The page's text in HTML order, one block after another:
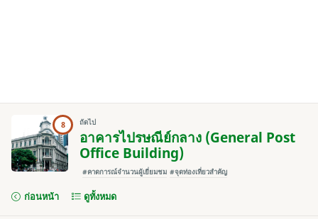
8 ถัดไป
อาคารไปรษณีย์กลาง (General Post
Office Building)
#คาดการณ์จำนวนผู้เยี่ยมชม #จุดท่องเที่ยวสำคัญ
ก่อนหน้า ดูทั้งหมด